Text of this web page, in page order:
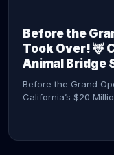
Before the
Took Over! 🦌
Animal Bridge
Before the Grand
California’s $20